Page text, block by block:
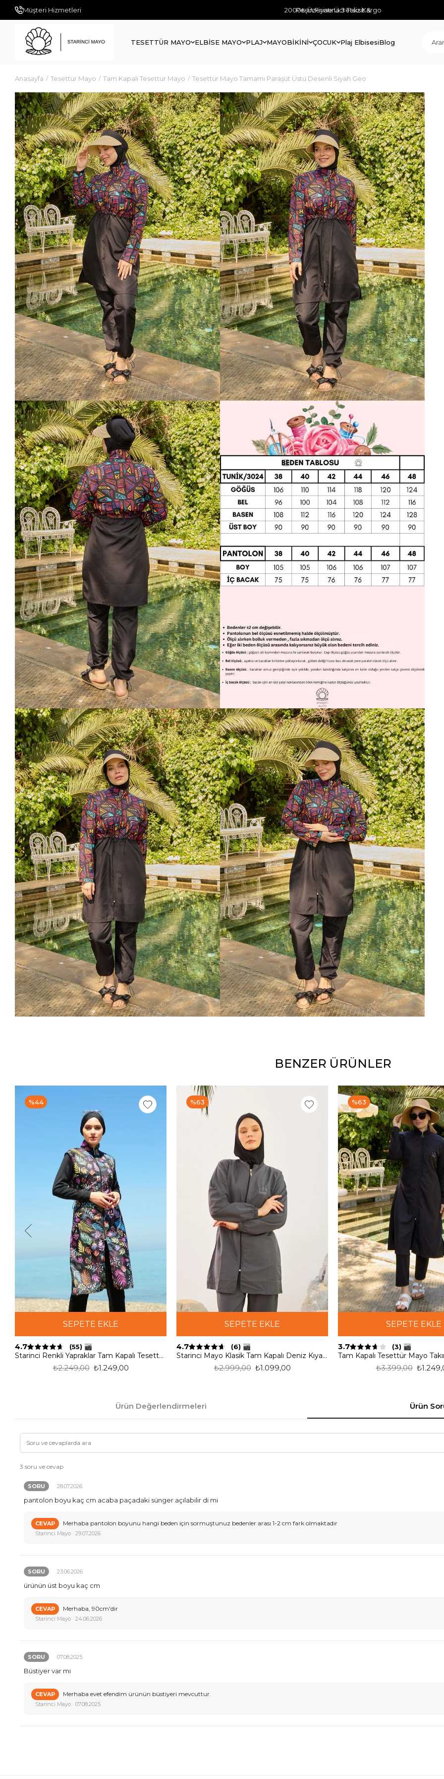
Müşteri Hizmetleri Peşin Fiyatına 3 Taksit &
2000₺ Üzerine Ücretsiz Kargo
TESETTÜR MAYO ELBİSE MAYO PLAJ MAYOBİKİNİ ÇOCUK Plaj ElbisesiBlog
Anasayfa Tesettür Mayo Tam Kapalı Tesettür Mayo Tesettür Mayo Tamamı Paraşüt Üstü Desenli Siyah Geo
BENZER ÜRÜNLER
SEPETE EKLE
4.7 (55)
Starinci Renkli Yapraklar Tam Kapalı Tesettür Mayo
₺1.249,00
₺2.249,00
%44
SEPETE EKLE
4.7 (6)
Starinci Mayo Klasik Tam Kapalı Deniz Kıyafeti
₺1.099,00
₺2.999,00
%63
SEPETE EKLE
3.7 (3)
₺3.399,00
%63
Ürün Değerlendirmeleri Ürün
3 soru ve cevap
SORU 28.07.2026
pantolon boyu kaç cm acaba paçadaki sünger açılabilir di mi
CEVAP Merhaba pantolon boyunu hangi beden için sormuştunuz bedenler arası 1-2 cm fark olmaktadır
Starinci Mayo · 29.07.2026
SORU 23.06.2026
ürünün üst boyu kaç cm
CEVAP Merhaba, 90cm'dir
Starinci Mayo · 24.06.2026
SORU 07.08.2025
Büstiyer var mı
CEVAP Merhaba evet efendim ürünün büstiyeri mevcuttur.
Starinci Mayo · 07.08.2025